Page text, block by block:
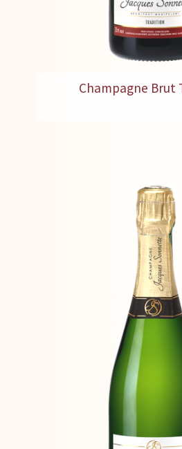
Champagne Brut